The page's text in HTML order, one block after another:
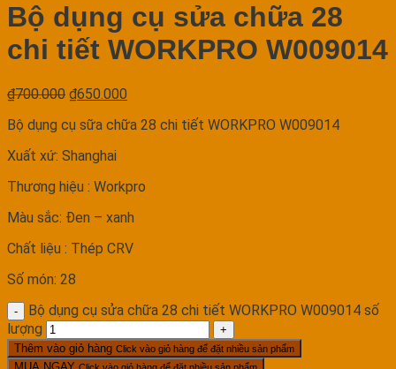
Bộ dụng cụ sửa chữa 28
chi tiết WORKPRO W009014
₫700.000 ₫650.000
Bộ dụng cụ sữa chữa 28 chi tiết WORKPRO W009014
Xuất xứ: Shanghai
Thương hiệu : Workpro
Màu sắc: Đen – xanh
Chất liệu : Thép CRV
Số món: 28
Bộ dụng cụ sửa chữa 28 chi tiết WORKPRO W009014 số
lượng
Thêm vào giỏ hàng Click vào giỏ hàng để đặt nhiều sản phẩm